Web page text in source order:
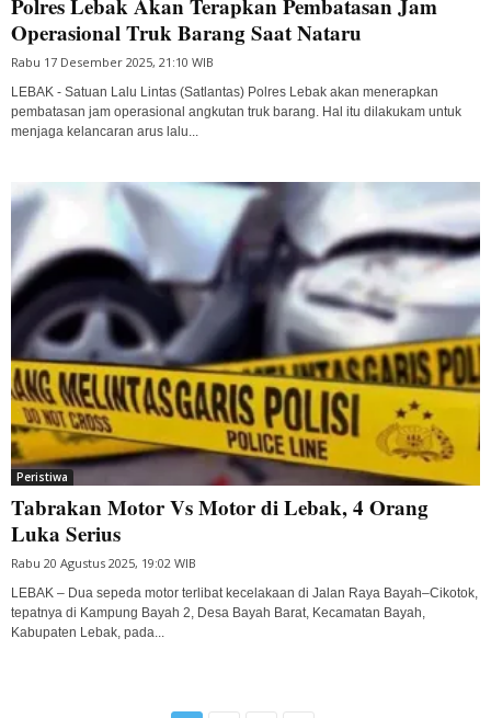
Operasional Truk Barang Saat Nataru
Rabu 17 Desember 2025, 21:10 WIB
LEBAK - Satuan Lalu Lintas (Satlantas) Polres Lebak akan menerapkan
pembatasan jam operasional angkutan truk barang. Hal itu dilakukam untuk
menjaga kelancaran arus lalu...
Peristiwa
Tabrakan Motor Vs Motor di Lebak, 4 Orang
Luka Serius
Rabu 20 Agustus 2025, 19:02 WIB
LEBAK – Dua sepeda motor terlibat kecelakaan di Jalan Raya Bayah–Cikotok,
tepatnya di Kampung Bayah 2, Desa Bayah Barat, Kecamatan Bayah,
Kabupaten Lebak, pada...